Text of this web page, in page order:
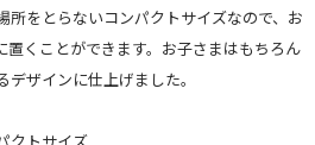
所をとらないコンパクトサイズなので、お
置くことができます。お子さまはもちろん
ザインに仕上げました。